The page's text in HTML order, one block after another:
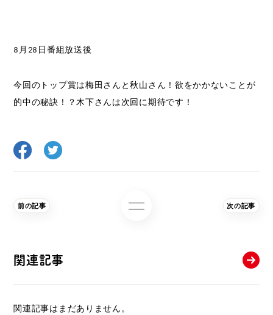
8月28日番組放送後
今回のトップ賞は梅田さんと秋山さん！欲をかかないことが
的中の秘訣！？木下さんは次回に期待です！
前の記事 次の記事
関連記事
関連記事はまだありません。